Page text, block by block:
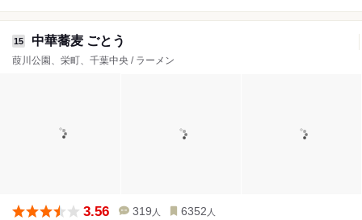
15 中華蕎麦 ごとう
葭川公園、栄町、千葉中央 / ラーメン
3.56 319 人 6352 人